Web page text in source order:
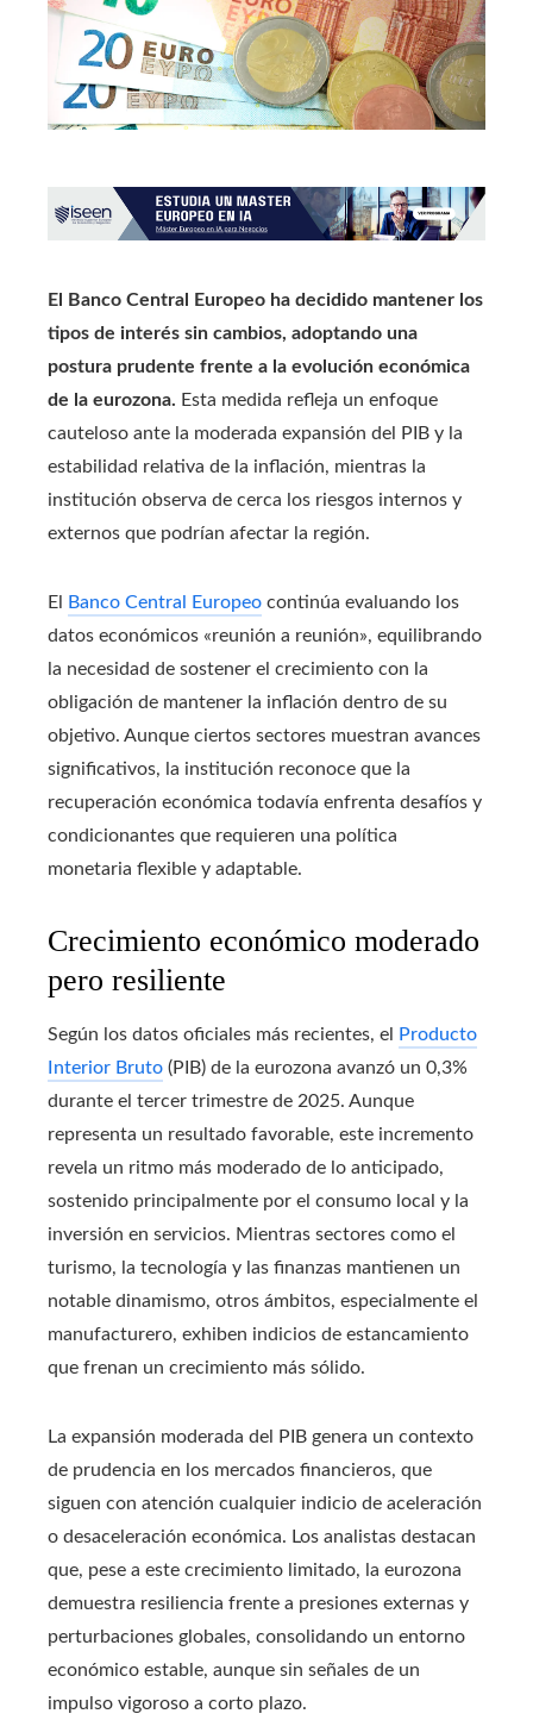
El Banco Central Europeo ha decidido mantener los
tipos de interés sin cambios, adoptando una
postura prudente frente a la evolución económica
de la eurozona. Esta medida refleja un enfoque
cauteloso ante la moderada expansión del PIB y la
estabilidad relativa de la inflación, mientras la
institución observa de cerca los riesgos internos y
externos que podrían afectar la región.
El Banco Central Europeo continúa evaluando los
datos económicos «reunión a reunión», equilibrando
la necesidad de sostener el crecimiento con la
obligación de mantener la inflación dentro de su
objetivo. Aunque ciertos sectores muestran avances
significativos, la institución reconoce que la
recuperación económica todavía enfrenta desafíos y
condicionantes que requieren una política
monetaria flexible y adaptable.
Crecimiento económico moderado
pero resiliente
Según los datos oficiales más recientes, el
Producto
Interior Bruto (PIB) de la eurozona avanzó un 0,3%
durante el tercer trimestre de 2025. Aunque
representa un resultado favorable, este incremento
revela un ritmo más moderado de lo anticipado,
sostenido principalmente por el consumo local y la
inversión en servicios. Mientras sectores como el
turismo, la tecnología y las finanzas mantienen un
notable dinamismo, otros ámbitos, especialmente el
manufacturero, exhiben indicios de estancamiento
que frenan un crecimiento más sólido.
La expansión moderada del PIB genera un contexto
de prudencia en los mercados financieros, que
siguen con atención cualquier indicio de aceleración
o desaceleración económica. Los analistas destacan
que, pese a este crecimiento limitado, la eurozona
demuestra resiliencia frente a presiones externas y
perturbaciones globales, consolidando un entorno
económico estable, aunque sin señales de un
impulso vigoroso a corto plazo.